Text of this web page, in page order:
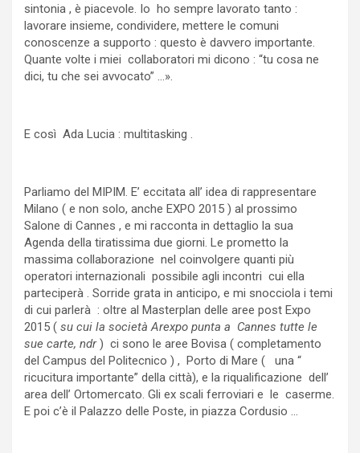
sintonia , è piacevole. Io ho sempre lavorato tanto :
lavorare insieme, condividere, mettere le comuni
conoscenze a supporto : questo è davvero importante.
Quante volte i miei collaboratori mi dicono : “tu cosa ne
dici, tu che sei avvocato” …».
E così Ada Lucia : multitasking .
Parliamo del MIPIM. E’ eccitata all’ idea di rappresentare
Milano ( e non solo, anche EXPO 2015 ) al prossimo
Salone di Cannes , e mi racconta in dettaglio la sua
Agenda della tiratissima due giorni. Le prometto la
massima collaborazione nel coinvolgere quanti più
operatori internazionali possibile agli incontri cui ella
parteciperà . Sorride grata in anticipo, e mi snocciola i temi
di cui parlerà : oltre al Masterplan delle aree post Expo
2015 ( su cui la società Arexpo punta a Cannes tutte le
sue carte, ndr) ci sono le aree Bovisa ( completamento
del Campus del Politecnico ) , Porto di Mare ( una “
ricucitura importante” della città), e la riqualificazione dell’
area dell’ Ortomercato. Gli ex scali ferroviari e le caserme.
E poi c’è il Palazzo delle Poste, in piazza Cordusio …